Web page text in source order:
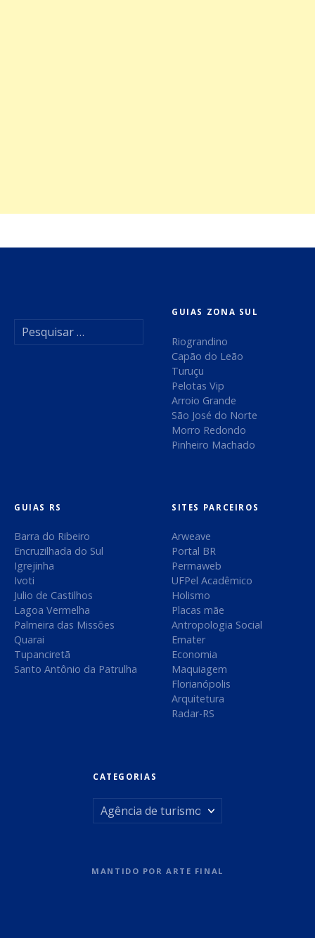
:
GUIAS ZONA SUL
Riograndino
Capão do Leão
Turuçu
Pelotas Vip
Arroio Grande
São José do Norte
Morro Redondo
Pinheiro Machado
GUIAS RS
Barra do Ribeiro
Encruzilhada do Sul
Igrejinha
Ivoti
Julio de Castilhos
Lagoa Vermelha
Palmeira das Missões
Quarai
Tupanciretã
Santo Antônio da Patrulha
SITES PARCEIROS
Arweave
Portal BR
Permaweb
UFPel Acadêmico
Holismo
Placas mãe
Antropologia Social
Emater
Economia
Maquiagem
Florianópolis
Arquitetura
Radar-RS
CATEGORIAS
e
MANTIDO PORARTE FINAL